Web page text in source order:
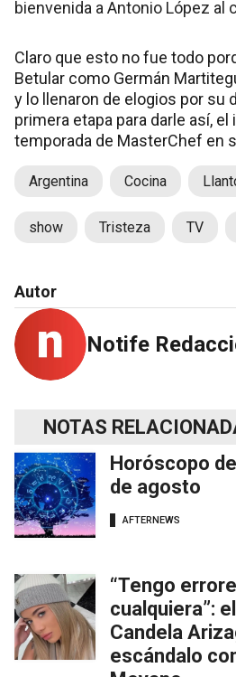
bienvenida a Antonio López al
Claro que esto no fue todo
Betular como Germán
y lo llenaron de elogios por su
primera etapa para darle así, el
temporada de MasterChef en
Argentina Cocina
show Tristeza TV
Autor
Notife
NOTAS
Horóscopo
de agosto
AFTERNEWS
“Tengo
cualquiera”:
Candela
escándalo